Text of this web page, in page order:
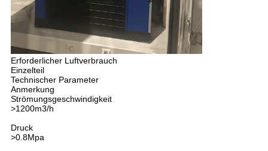
Erforderlicher Luftverbrauch
Einzelteil
Technischer Parameter
Anmerkung
Strömungsgeschwindigkeit
>1200m3/h
Druck
>0.8Mpa